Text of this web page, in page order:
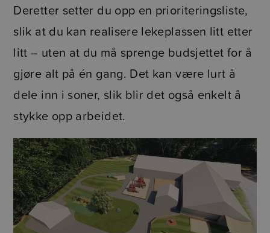
Deretter setter du opp en prioriteringsliste,
slik at du kan realisere lekeplassen litt etter
litt – uten at du må sprenge budsjettet for å
gjøre alt på én gang. Det kan være lurt å
dele inn i soner, slik blir det også enkelt å
stykke opp arbeidet.